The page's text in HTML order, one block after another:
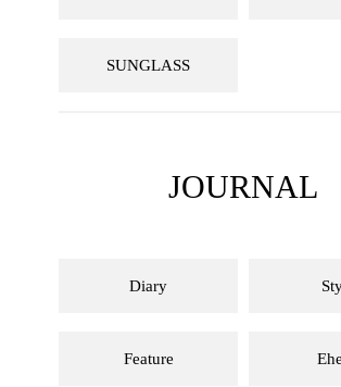
SUNGLASS
JOURNAL
Diary
Feature